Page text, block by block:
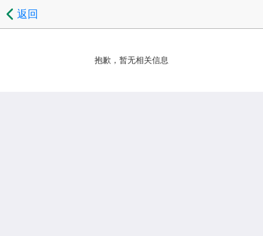
返回
抱歉，暂无相关信息